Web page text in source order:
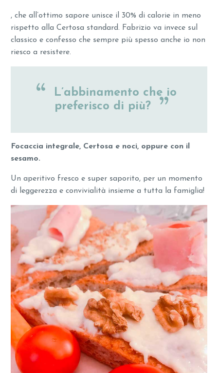
, che all’ottimo sapore unisce il 30% di calorie in meno
rispetto alla Certosa standard. Fabrizio va invece sul
classico e confesso che sempre più spesso anche io non
riesco a resistere.
L’abbinamento che io
preferisco di più?
Focaccia integrale, Certosa e noci, oppure con il
sesamo.
Un aperitivo fresco e super saporito, per un momento
di leggerezza e convivialità insieme a tutta la famiglia!